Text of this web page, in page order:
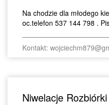
Na chodzie dla młodego
oc.telefon 537 144 798 .
Kontakt:
Niwelacje